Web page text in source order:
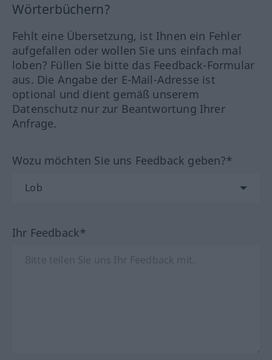
Wörterbüchern?
Fehlt eine Übersetzung, ist Ihnen ein Fehler
aufgefallen oder wollen Sie uns einfach mal
loben? Füllen Sie bitte das Feedback-Formular
aus. Die Angabe der E-Mail-Adresse ist
optional und dient gemäß unserem
Datenschutz nur zur Beantwortung Ihrer
Anfrage.
Wozu möchten Sie uns Feedback geben?*
Ihr Feedback*